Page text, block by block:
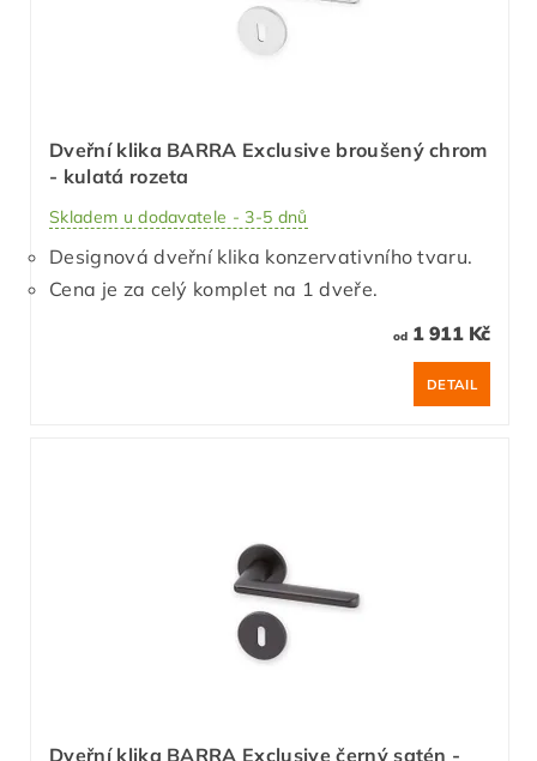
Dveřní klika BARRA Exclusive broušený chrom
- kulatá rozeta
Skladem u dodavatele - 3-5 dnů
Designová dveřní klika konzervativního tvaru.
Cena je za celý komplet na 1 dveře.
od1 911 Kč
DETAIL
Dveřní klika BARRA Exclusive černý satén -